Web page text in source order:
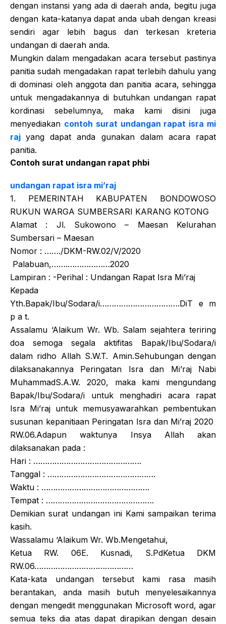
dengan instansi yang ada di daerah anda, begitu juga
dengan kata-katanya dapat anda ubah dengan kreasi
sendiri agar lebih bagus dan terkesan kreteria
undangan di daerah anda.
Mungkin dalam mengadakan acara tersebut pastinya
panitia sudah mengadakan rapat terlebih dahulu yang
di dominasi oleh anggota dan panitia acara, sehingga
untuk mengadakannya di butuhkan undangan rapat
kordinasi sebelumnya, maka kami disini juga
menyediakan contoh surat undangan rapat isra mi
raj yang dapat anda gunakan dalam acara rapat
panitia.
Contoh surat undangan rapat phbi
undangan rapat isra mi’raj
1. PEMERINTAH KABUPATEN BONDOWOSO
RUKUN WARGA SUMBERSARI KARANG KOTONG
Alamat : Jl. Sukowono – Maesan Kelurahan
Sumbersari – Maesan
Nomor : ……./DKM-RW.02/V/2020
Palabuan,…….………………2020
Lampiran : -Perihal : Undangan Rapat Isra Mi’raj
Kepada
Yth.Bapak/Ibu/Sodara/i…………………………….DiT e m
p a t.
Assalamu ‘Alaikum Wr. Wb. Salam sejahtera teriring
doa semoga segala aktifitas Bapak/Ibu/Sodara/i
dalam ridho Allah S.W.T. Amin.Sehubungan dengan
dilaksanakannya Peringatan Isra dan Mi’raj Nabi
MuhammadS.A.W. 2020, maka kami mengundang
Bapak/Ibu/Sodara/i untuk menghadiri acara rapat
Isra Mi’raj untuk memusyawarahkan pembentukan
susunan kepanitiaan Peringatan Isra dan Mi’raj 2020
RW.06.Adapun waktunya Insya Allah akan
dilaksanakan pada :
Hari : ……………………………………….
Tanggal : ……………………………………….
Waktu : ……………………………………….
Tempat : ……………………………………….
Demikian surat undangan ini Kami sampaikan terima
kasih.
Wassalamu ‘Alaikum Wr. Wb.Mengetahui,
Ketua RW. 06E. Kusnadi, S.PdKetua DKM
RW.06……………………………………
Kata-kata undangan tersebut kami rasa masih
berantakan, anda masih butuh menyelesaikannya
dengan mengedit menggunakan Microsoft word, agar
semua teks dia atas dapat dirapikan dengan desain